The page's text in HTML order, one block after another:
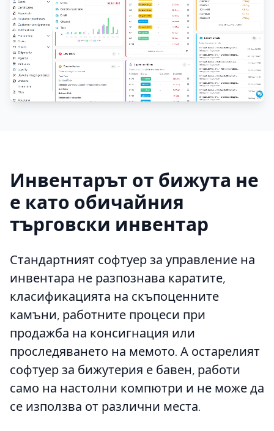
Инвентарът от бижута не
е като обичайния
търговски инвентар
Стандартният софтуер за управление на
инвентара не разпознава каратите,
класификацията на скъпоценните
камъни, работните процеси при
продажба на консигнация или
проследяването на мемото. А остарелият
софтуер за бижутерия е бавен, работи
само на настолни компютри и не може да
се използва от различни места.